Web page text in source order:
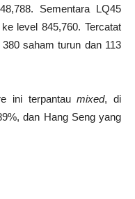
Sementara LQ45
level 845,760. Tercatat
saham turun dan 113
ini terpantaumixed, di
dan Hang Seng yang